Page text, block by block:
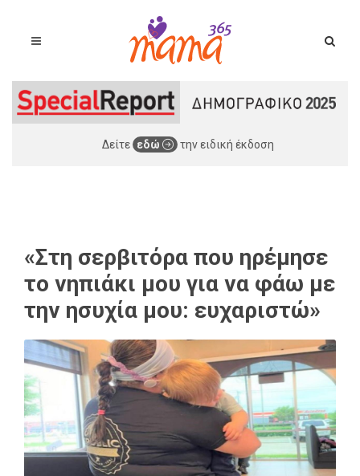
Δείτε εδώ την ειδική έκδοση
«Στη σερβιτόρα που ηρέμησε
το νηπιάκι μου για να φάω με
την ησυχία μου: ευχαριστώ»